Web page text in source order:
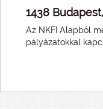
1438
Az NKFI Alapból
pályázatokkal